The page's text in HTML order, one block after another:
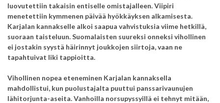
luovutettiin takaisin entiselle omistajalleen. Viipiri
menetettiin kymmenen päivää hyökkäyksen alkamisesta.
Karjalan kannakselle alkoi saapua vahvistuksia viime hetkillä,
suoraan taisteluun. Suomalaisten suureksi onneksi vihollinen
ei jostakin syystä häirinnyt joukkojen siirtoja, vaan ne
tapahtuivat liki tappioitta.
Vihollinen nopea eteneminen Karjalan kannaksella
mahdollistui, kun puolustajalta puuttui panssarivaunujen
lähitorjunta-aseita. Vanhoilla norsupyssyillä ei tehnyt mitään,